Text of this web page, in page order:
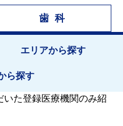
歯科
エリアから探す
ら探す
た登録医療機関のみ紹